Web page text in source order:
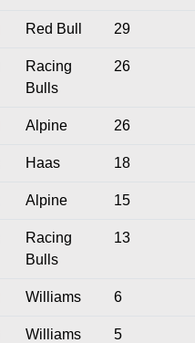
Red Bull 29
Racing
Bulls
26
Alpine 26
Haas 18
Alpine 15
Racing
Bulls
13
Williams 6
Williams 5